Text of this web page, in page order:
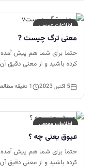
اطلاعات عمومی
معنی ترگ چیست ?
حتما برای شما هم پیش
کرده باشید و از معنی دقیق
5 اکتبر, 2023 1 دقیقه مطالعه
اطلاعات عمومی
عیوق یعنی چه ؟
حتما برای شما هم پیش آمده
کرده باشید و از معنی دقیق